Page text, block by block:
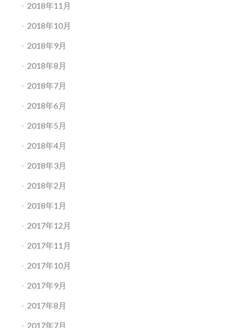
2018年11月
2018年10月
2018年9月
2018年8月
2018年7月
2018年6月
2018年5月
2018年4月
2018年3月
2018年2月
2018年1月
2017年12月
2017年11月
2017年10月
2017年9月
2017年8月
2017年7月